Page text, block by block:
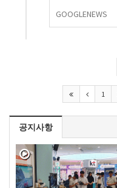
GOOGLENEWS
1
공지사항